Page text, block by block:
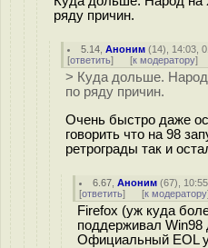
ряду причин.
5.14 ,Аноним (14), 14:03,
[ответить] [к модератору]
> Куда дольше. Народ
по ряду причин.
Очень быстро даже
говорить что на 98
ретрограды так и
6.67 ,Аноним (67),
[ответить] [к модератору
Firefox (уж куда
поддерживал Win98
Официальный EOL